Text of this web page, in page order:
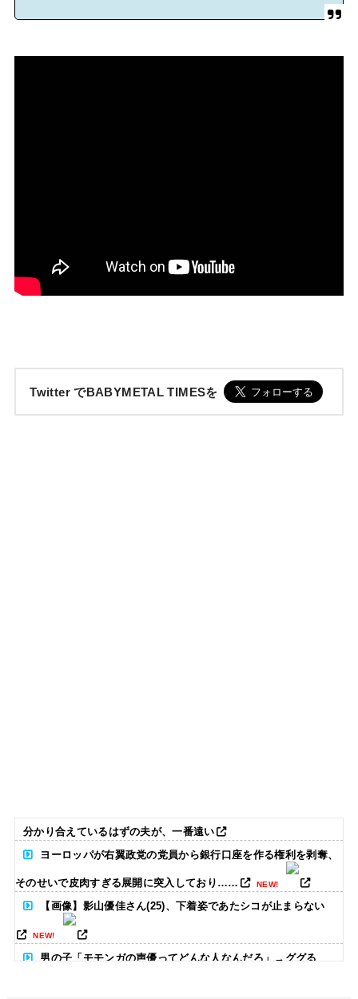
Twitter でBABYMETAL TIMESを
分かり合えているはずの夫が、一番遠い
ヨーロッパが右翼政党の党員から銀行口座を作る権利を剥奪、
そのせいで皮肉すぎる展開に突入しており…… NEW!
【画像】影山優佳さん(25)、下着姿であたシコが止まらない
NEW!
男の子「モモンガの声優ってどんな人なんだろ」→ググる